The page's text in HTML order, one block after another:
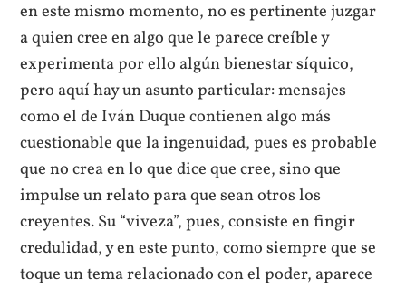
en este mismo momento, no es pertinente juzgar
a quien cree en algo que le parece creíble y
experimenta por ello algún bienestar síquico,
pero aquí hay un asunto particular: mensajes
como el de Iván Duque contienen algo más
cuestionable que la ingenuidad, pues es probable
que no crea en lo que dice que cree, sino que
impulse un relato para que sean otros los
creyentes. Su “viveza”, pues, consiste en fingir
credulidad, y en este punto, como siempre que se
toque un tema relacionado con el poder, aparece